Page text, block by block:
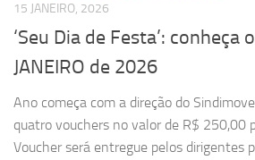
15 JANEIRO, 2026
‘Seu Dia de Festa’: conheça
JANEIRO de 2026
Ano começa com a direção do
quatro vouchers no valor de R$ 250,00
Voucher será entregue pelos dirigentes